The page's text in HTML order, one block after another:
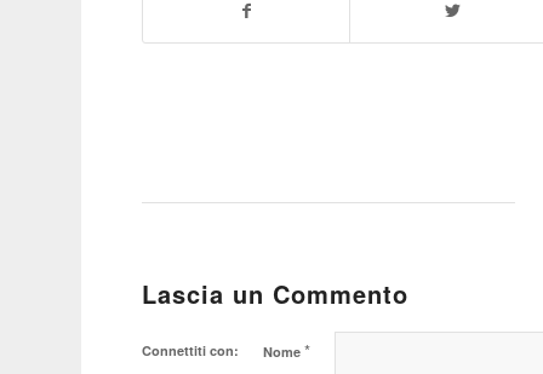
Lascia un Commento
Connettiti con: Nome*